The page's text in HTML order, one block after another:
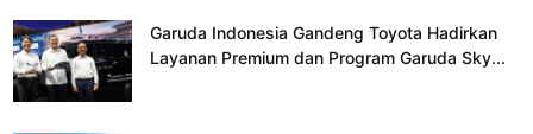
Garuda Indonesia Gandeng Toyota Hadirkan
Layanan Premium dan Program Garuda Sky...